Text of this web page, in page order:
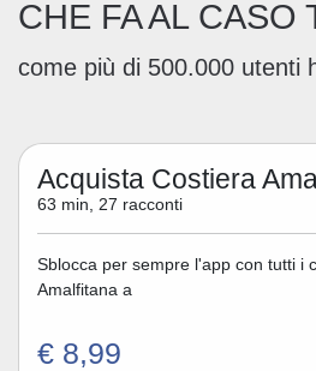
CHE FA AL CASO
come più di 500.000 utenti
Acquista Costiera
63 min, 27 racconti
Sblocca per sempre l'app con tutti i
Amalfitana a
€ 8,99